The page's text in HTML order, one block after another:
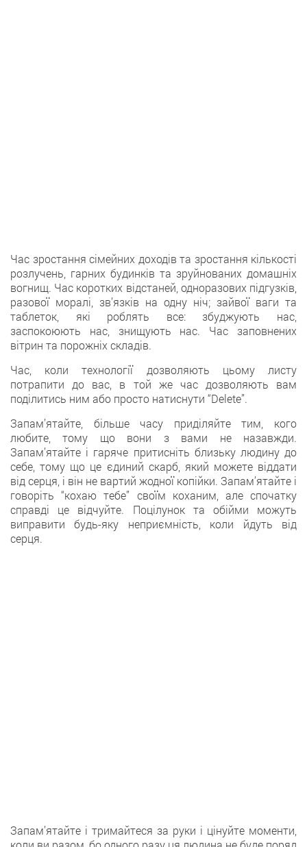
Час зростання сімейних доходів та зростання кількості
розлучень, гарних будинків та зруйнованих домашніх
вогнищ. Час коротких відстаней, одноразових підгузків,
разової моралі, зв’язків на одну ніч; зайвої ваги та
таблеток, які роблять все: збуджують нас,
заспокоюють нас, знищують нас. Час заповнених
вітрин та порожніх складів.
Час, коли технології дозволяють цьому листу
потрапити до вас, в той же час дозволяють вам
поділитись ним або просто натиснути “Delete”.
Запам’ятайте, більше часу приділяйте тим, кого
любите, тому що вони з вами не назавжди.
Запам’ятайте і гаряче притисніть близьку людину до
себе, тому що це єдиний скарб, який можете віддати
від серця, і він не вартий жодної копійки. Запам’ятайте і
говоріть “кохаю тебе” своїм коханим, але спочатку
справді це відчуйте. Поцілунок та обійми можуть
виправити будь-яку неприємність, коли йдуть від
серця.
Запам’ятайте і тримайтеся за руки і цінуйте моменти,